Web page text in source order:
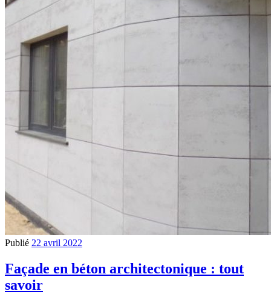
Publié 22 avril 2022
Façade en béton architectonique : tout
savoir